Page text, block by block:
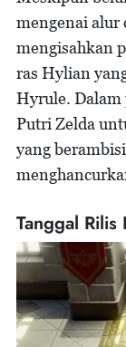
mengenai
mengisahkan
ras Hylian
Hyrule. Dalam
Putri Zelda
yang
Tanggal